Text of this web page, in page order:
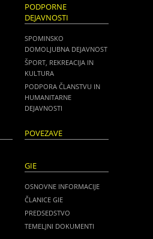
PODPORNE
DEJAVNOSTI
SPOMINSKO
DOMOLJUBNA DEJAVNOST
ŠPORT, REKREACIJA IN
KULTURA
PODPORA ČLANSTVU IN
HUMANITARNE
DEJAVNOSTI
POVEZAVE
GIE
OSNOVNE INFORMACIJE
ČLANICE GIE
PREDSEDSTVO
TEMELJNI DOKUMENTI